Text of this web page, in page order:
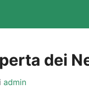
dei
admin